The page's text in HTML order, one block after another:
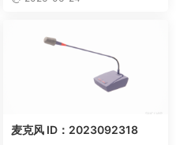
麦克风 ID：2023092318